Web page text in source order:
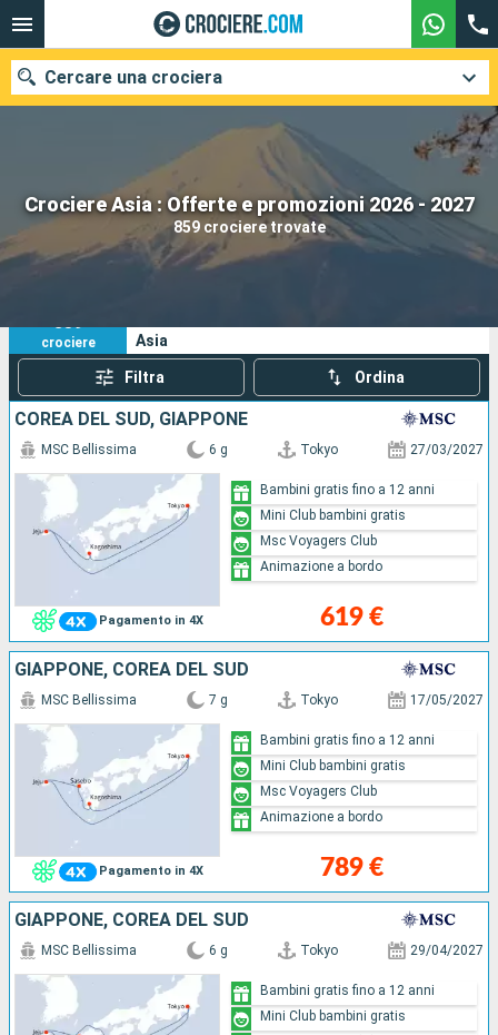
Crociere Asia : Offerte e promozioni 2026 - 2027
859 crociere trovate
Cercare una crociera
Le nostre destinazioni
Mesi di partenza
Ricerca
859
crociere
Asia
Filtra Ordina
COREA DEL SUD, GIAPPONE
Pagamento in 4X
MSC Bellissima 6 g Tokyo 27/03/2027
619 €
Bambini gratis fino a 12 anni
Mini Club bambini gratis
Msc Voyagers Club
Animazione a bordo
GIAPPONE, COREA DEL SUD
Pagamento in 4X
MSC Bellissima 7 g Tokyo 17/05/2027
789 €
Bambini gratis fino a 12 anni
Mini Club bambini gratis
Msc Voyagers Club
Animazione a bordo
GIAPPONE, COREA DEL SUD
MSC Bellissima 6 g Tokyo 29/04/2027
Bambini gratis fino a 12 anni
Mini Club bambini gratis